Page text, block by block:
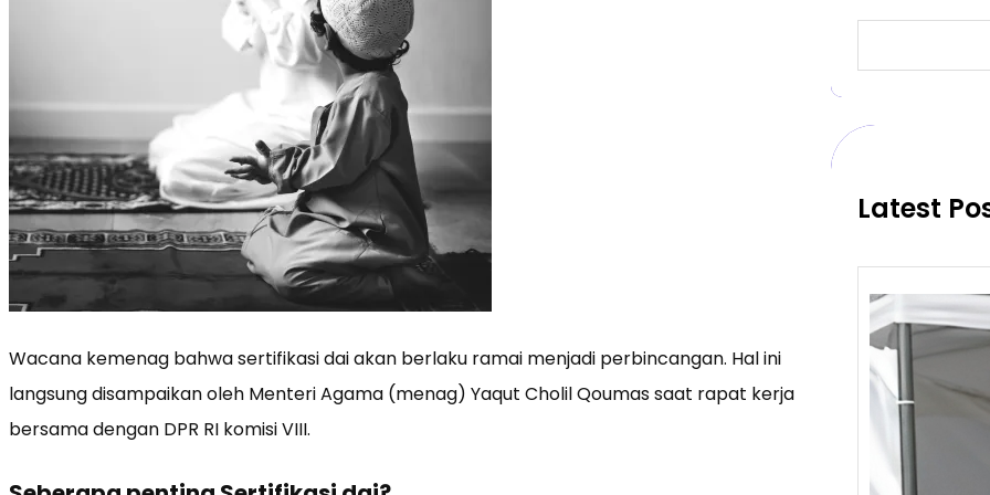
Wacana kemenag bahwa sertifikasi dai akan berlaku ramai menjadi perbincangan. Hal ini
langsung disampaikan oleh Menteri Agama (menag) Yaqut Cholil Qoumas saat rapat kerja
bersama dengan DPR RI komisi VIII.
a
c
Latest